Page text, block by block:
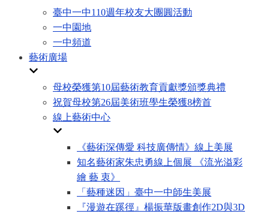
臺中一中110週年校友大團圓活動
一中園地
一中頻道
藝術廣場
母校榮獲第10屆藝術教育貢獻獎頒獎典禮
祝賀母校第26屆美術班學生榮獲8榜首
線上藝術中心
《藝術深傳愛 科技廣傳情》線上美展
知名藝術家朱忠勇線上個展 《流光溢彩
繪 藝 衷》
「藝種迷因」臺中一中師生美展
『漫遊在蹊徑』楊振華版畫創作2D與3D